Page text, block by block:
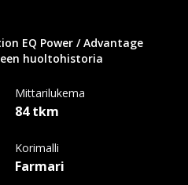
EQ Power / Advantage
huoltohistoria
Mittarilukema
84 tkm
Korimalli
Farmari